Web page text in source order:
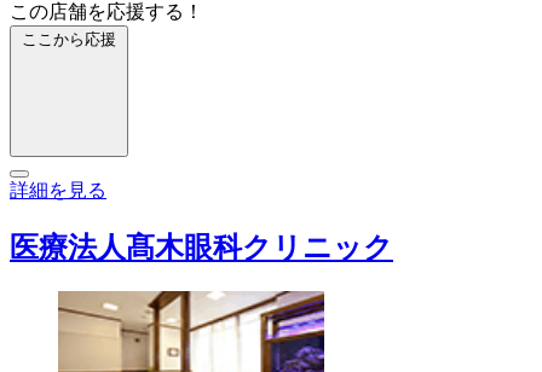
この店舗を応援する！
ここから応援
詳細を見る
医療法人髙木眼科クリニック